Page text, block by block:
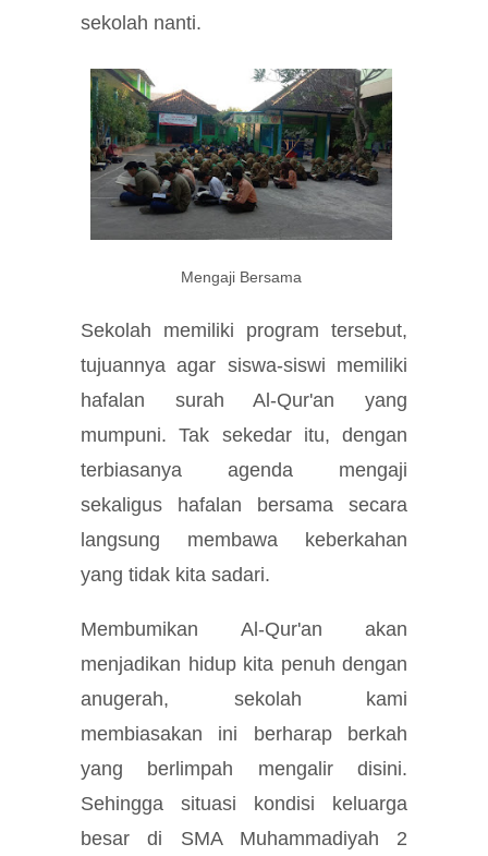
sekolah nanti.
Mengaji Bersama
Sekolah memiliki program tersebut,
tujuannya agar siswa-siswi memiliki
hafalan surah Al-Qur'an yang
mumpuni. Tak sekedar itu, dengan
terbiasanya agenda mengaji
sekaligus hafalan bersama secara
langsung membawa keberkahan
yang tidak kita sadari.
Membumikan Al-Qur'an akan
menjadikan hidup kita penuh dengan
anugerah, sekolah kami
membiasakan ini berharap berkah
yang berlimpah mengalir disini.
Sehingga situasi kondisi keluarga
besar di SMA Muhammadiyah 2